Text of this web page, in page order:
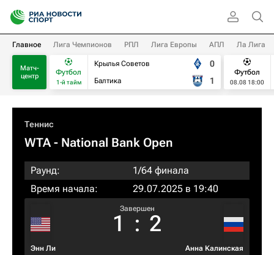
Главное Лига Чемпионов РПЛ Лига Европы АПЛ Ла Лига
Матч-
центр
Футбол
1-й тайм
Крылья Советов
Балтика
0
1
Футбол
08.08 18:00
Теннис
WTA- National Bank Open
Раунд:
1/64 финала
Время начала:
29.07.2025 в 19:40
Энн Ли
Завершен
1 : 2
Анна Калинская